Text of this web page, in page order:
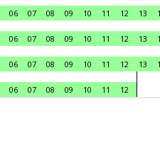
06 07 08 09 10 11 12 13
06 07 08 09 10 11 12 13
06 07 08 09 10 11 12 13
06 07 08 09 10 11 12